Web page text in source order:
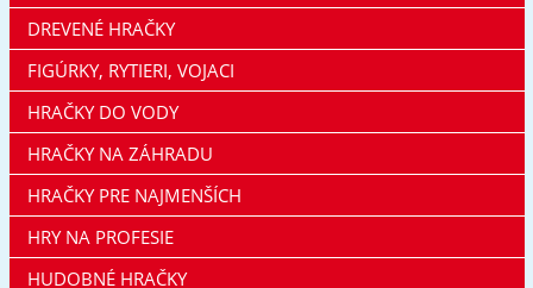
DREVENÉ HRAČKY
FIGÚRKY, RYTIERI, VOJACI
HRAČKY DO VODY
HRAČKY NA ZÁHRADU
HRAČKY PRE NAJMENŠÍCH
HRY NA PROFESIE
HUDOBNÉ HRAČKY